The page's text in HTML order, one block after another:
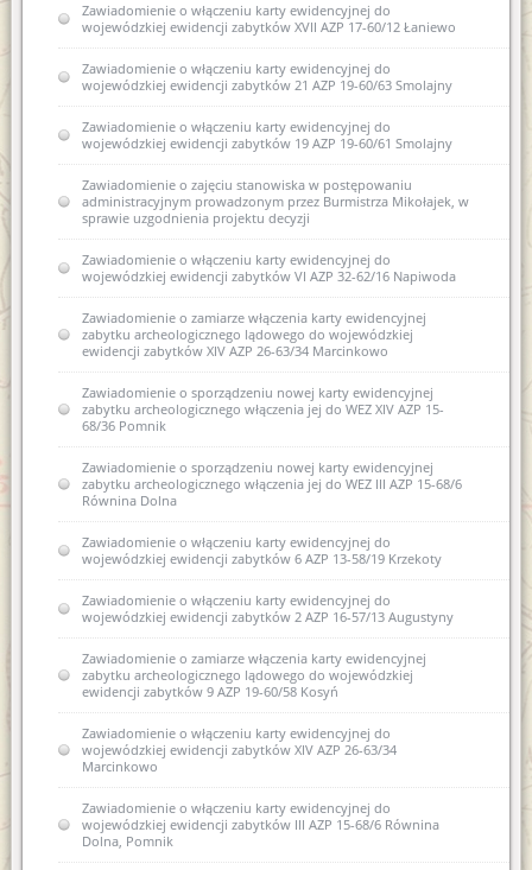
Zawiadomienie o włączeniu karty ewidencyjnej do
wojewódzkiej ewidencji zabytków XVII AZP 17-60/12 Łaniewo
Zawiadomienie o włączeniu karty ewidencyjnej do
wojewódzkiej ewidencji zabytków 21 AZP 19-60/63 Smolajny
Zawiadomienie o włączeniu karty ewidencyjnej do
wojewódzkiej ewidencji zabytków 19 AZP 19-60/61 Smolajny
Zawiadomienie o zajęciu stanowiska w postępowaniu
administracyjnym prowadzonym przez Burmistrza Mikołajek, w
sprawie uzgodnienia projektu decyzji
Zawiadomienie o włączeniu karty ewidencyjnej do
wojewódzkiej ewidencji zabytków VI AZP 32-62/16 Napiwoda
Zawiadomienie o zamiarze włączenia karty ewidencyjnej
zabytku archeologicznego lądowego do wojewódzkiej
ewidencji zabytków XIV AZP 26-63/34 Marcinkowo
Zawiadomienie o sporządzeniu nowej karty ewidencyjnej
zabytku archeologicznego włączenia jej do WEZ XIV AZP 15-
68/36 Pomnik
Zawiadomienie o sporządzeniu nowej karty ewidencyjnej
zabytku archeologicznego włączenia jej do WEZ III AZP 15-68/6
Równina Dolna
Zawiadomienie o włączeniu karty ewidencyjnej do
wojewódzkiej ewidencji zabytków 6 AZP 13-58/19 Krzekoty
Zawiadomienie o włączeniu karty ewidencyjnej do
wojewódzkiej ewidencji zabytków 2 AZP 16-57/13 Augustyny
Zawiadomienie o zamiarze włączenia karty ewidencyjnej
zabytku archeologicznego lądowego do wojewódzkiej
ewidencji zabytków 9 AZP 19-60/58 Kosyń
Zawiadomienie o włączeniu karty ewidencyjnej do
wojewódzkiej ewidencji zabytków XIV AZP 26-63/34
Marcinkowo
Zawiadomienie o włączeniu karty ewidencyjnej do
wojewódzkiej ewidencji zabytków III AZP 15-68/6 Równina
Dolna, Pomnik